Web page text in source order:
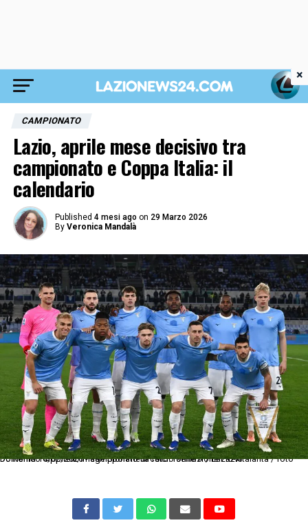
CAMPIONATO
Lazio, aprile mese decisivo tra
campionato e Coppa Italia: il
calendario
Published 4 mesi ago on 29 Marzo 2026
By Veronica Mandalà
Dc Roma 14/02/2026 - campionato di calcio serie A / Lazio-Atalanta / foto Domenico Cippitelli/Image Sport nella foto: formazione Lazio
×